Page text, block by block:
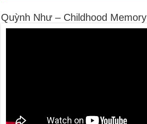
Quỳnh Như – Childhood Memory